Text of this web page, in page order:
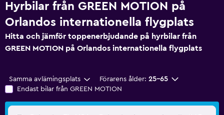
Hyrbilar från GREEN MOTION på
Orlandos internationella flygplats
Hitta och jämför toppenerbjudande på hyrbilar från
GREEN MOTION på Orlandos internationella flygplats
Samma avlämingsplats Förarens ålder: 25-65
Endast bilar från GREEN MOTION